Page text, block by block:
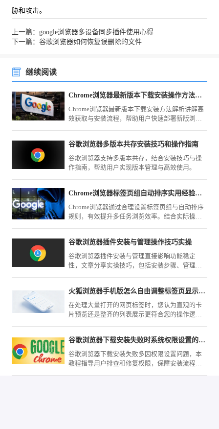
胁和攻击。
上一篇：google浏览器多设备同步插件使用心得
下一篇：谷歌浏览器如何恢复误删除的文件
继续阅读
Chrome浏览器最新版本下载安装操作方法解析
Chrome浏览器最新版本下载安装方法解析讲解高
效获取与安装流程，帮助用户快速部署新版浏览
谷歌浏览器多版本共存安装技巧和操作指南
谷歌浏览器支持多版本共存，结合安装技巧与操
作指南，帮助用户实现版本管理与高效使用。
Chrome浏览器标签页组自动排序实用经验分享
Chrome浏览器通过合理设置标签页组与自动排序
规则，有效提升多任务浏览效率。结合实际操作
验。
谷歌浏览器插件安装与管理操作技巧实操
谷歌浏览器插件安装与管理直接影响功能稳定
性，文章分享实操技巧，包括安装步骤、管理方
火狐浏览器手机版怎么自由调整标签页显示模式
在处理大量打开的网页标签时，您认为直观的卡
片预览还是整齐的列表展示更符合您的操作逻
任务场景。
谷歌浏览器下载安装失败时系统权限设置的排查方法
谷歌浏览器下载安装失败多因权限设置问题，本
教程指导用户排查和修复权限，保障安装流程顺